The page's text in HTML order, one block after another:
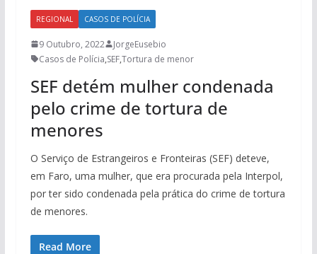
REGIONAL CASOS DE POLÍCIA
9 Outubro, 2022
JorgeEusebio
Casos de Polícia,SEF,Tortura de menor
SEF detém mulher condenada
pelo crime de tortura de
menores
O Serviço de Estrangeiros e Fronteiras (SEF) deteve,
em Faro, uma mulher, que era procurada pela Interpol,
por ter sido condenada pela prática do crime de tortura
de menores.
Read More